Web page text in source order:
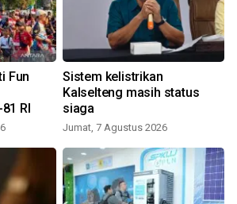
Fun
RI
Sistem kelistrikan
Kalselteng masih status
siaga
Jumat, 7 Agustus 2026